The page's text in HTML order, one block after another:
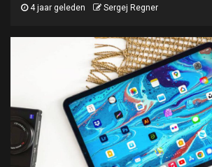
4 jaar geleden Sergej Regner